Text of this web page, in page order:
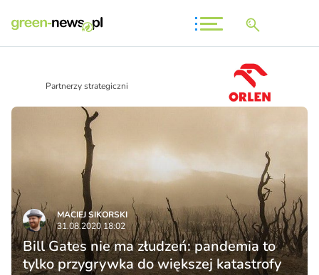
Partnerzy strategiczni
MACIEJ SIKORSKI
31.08.2020 18:02
Bill Gates nie ma złudzeń: pandemia to
tylko przygrywka do większej katastrofy